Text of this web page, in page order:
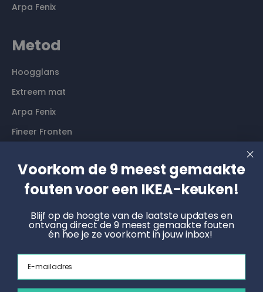
Arpa Fenix
Metod
Hoogglans
Extreem mat
Arpa Fenix
Fineer Fronten
Contact
Langs komen? Graag even een afspraak maken. Dan
hebben wij alle tijd voor je.
Boek een online afspraak
KNOET
Radonstraat 4, 7031 GT Wehl
Voorkom de 9 meest gemaakte
fouten voor een IKEA-keuken!
Blijf op de hoogte van de laatste updates en
ontvang direct de 9 meest gemaakte fouten
én hoe je ze voorkomt in jouw inbox!